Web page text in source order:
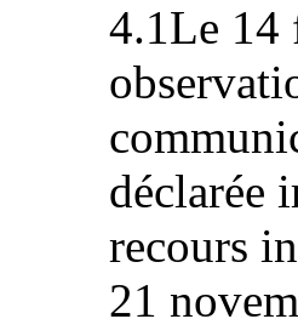
4.1Le 14
déclarée
recours
21